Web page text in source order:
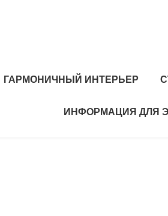
ГАРМОНИЧНЫЙ ИНТЕРЬЕР
ИНФОРМАЦИЯ ДЛЯ